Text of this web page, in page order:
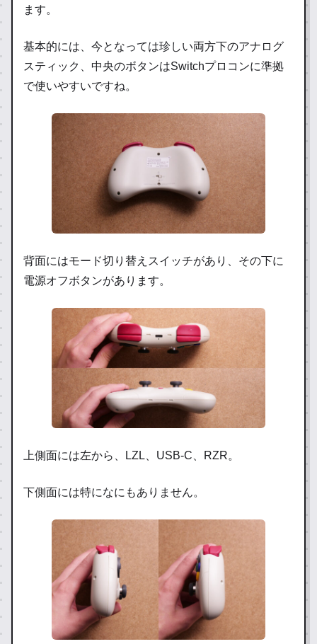
ます。
基本的には、今となっては珍しい両方下のアナログ
スティック、中央のボタンはSwitchプロコンに準拠
で使いやすいですね。
背面にはモード切り替えスイッチがあり、その下に
電源オフボタンがあります。
上側面には左から、LZL、USB-C、RZR。
下側面には特になにもありません。